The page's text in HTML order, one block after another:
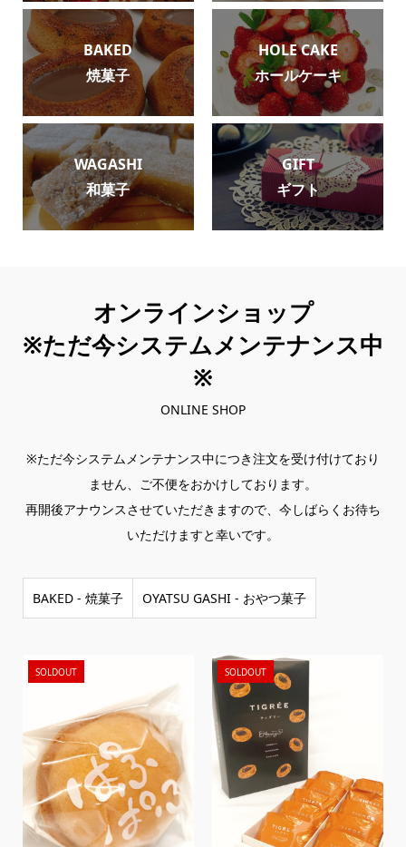
BAKED
焼菓子
HOLE CAKE
ホールケーキ
WAGASHI
和菓子
GIFT
ギフト
オンラインショップ
※ただ今システムメンテナンス中
※
ONLINE SHOP
※ただ今システムメンテナンス中につき注文を受け付けており
ません、ご不便をおかけしております。
再開後アナウンスさせていただきますので、今しばらくお待ち
いただけますと幸いです。
BAKED - 焼菓子 OYATSU GASHI - おやつ菓子
SOLDOUT SOLDOUT